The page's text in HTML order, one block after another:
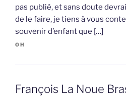
pas publié, et sans doute
de le faire, je tiens à vous
souvenir d’enfant que […]
OH
François La Noue